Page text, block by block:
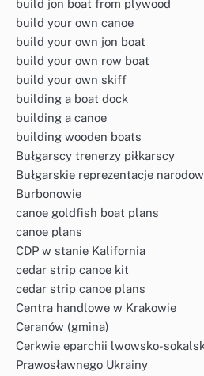
build jon boat from plywood
build your own canoe
build your own jon boat
build your own row boat
build your own skiff
building a boat dock
building a canoe
building wooden boats
Bułgarscy trenerzy piłkarscy
Bułgarskie reprezentacje
Burbonowie
canoe goldfish boat plans
canoe plans
CDP w stanie Kalifornia
cedar strip canoe kit
cedar strip canoe plans
Centra handlowe w Krakowie
Ceranów (gmina)
Cerkwie eparchii lwowsko-
Prawosławnego Ukrainy